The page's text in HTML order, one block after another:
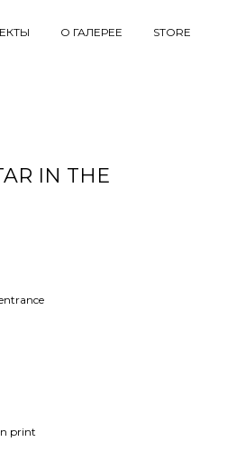
О ГАЛЕРЕЕ STORE
IN THE
print